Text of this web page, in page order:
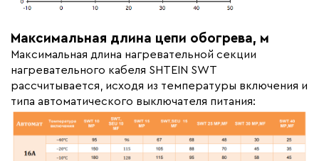
Максимальная длина цепи обогрева, м
Максимальная длина нагревательной секции
нагревательного кабеля SHTEIN SWT
рассчитывается, исходя из температуры включения и
типа автоматического выключателя питания: